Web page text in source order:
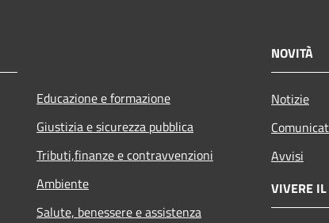
Educazione e formazione
Giustizia e sicurezza pubblica
Tributi,finanze e contravvenzioni
Ambiente
Salute, benessere e assistenza
NOVITÀ
Notizie
Avvisi
VIVERE